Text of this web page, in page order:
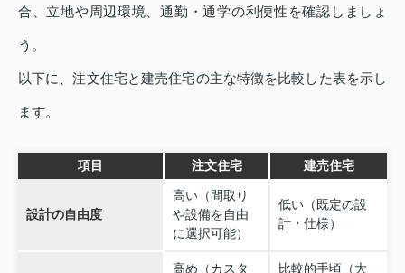
合、立地や周辺環境、通勤・通学の利便性を確認しましょ
う。
以下に、注文住宅と建売住宅の主な特徴を比較した表を示し
ます。
項目 注文住宅 建売住宅
設計の自由度
高い（間取り
や設備を自由
に選択可能）
低い（既定の設
計・仕様）
高め（カスタ
比較的手頃（大